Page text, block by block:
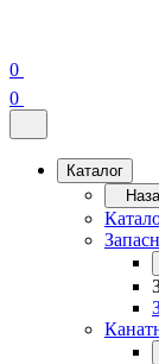
0
0
Каталог